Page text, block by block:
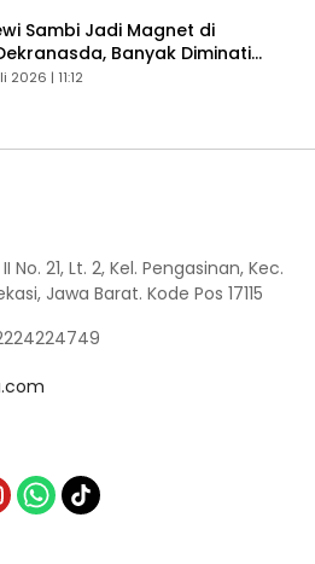
Sambi Jadi Magnet di
Banyak Diminati
2026 | 11:12
No. 21, Lt. 2, Kel. Pengasinan, Kec.
Jawa Barat. Kode Pos 17115